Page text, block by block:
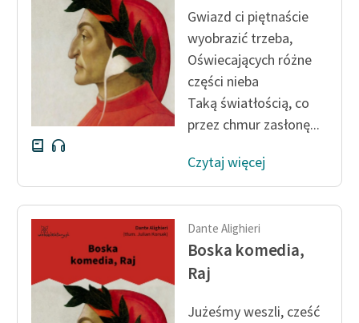
twórców przechodzących
do domeny publicznej,
lektur szkolnych oraz
Starego Testamentu
Odkurzamy bohaterów
Szkoła Poezji Wolnych
Lektur
O nas
Kontakt
Zespół
Gwiazd ci piętnaście
wyobrazić trzeba,
Oświecających różne
części nieba
Taką światłością, co
przez chmur zasłonę...
Czytaj więcej
Dante Alighieri
Boska komedia,
Raj
Jużeśmy weszli, cześć